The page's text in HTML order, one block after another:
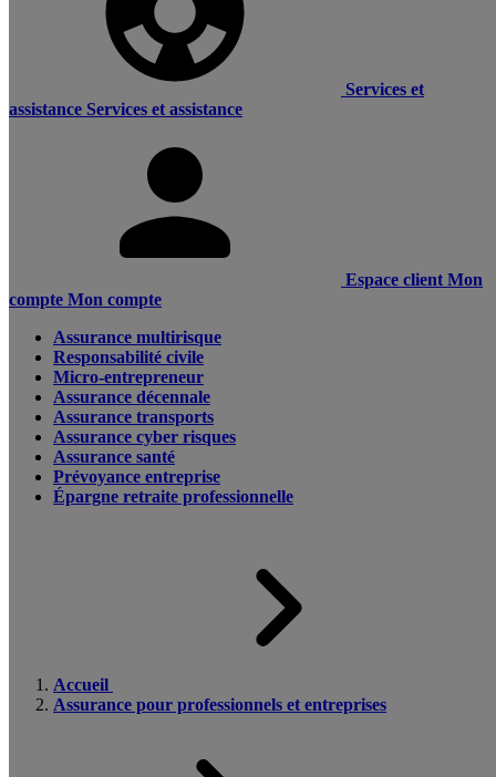
Services et
assistance Services et assistance
Espace client Mon
compte Mon compte
Assurance multirisque
Responsabilité civile
Micro-entrepreneur
Assurance décennale
Assurance transports
Assurance cyber risques
Assurance santé
Prévoyance entreprise
Épargne retraite professionnelle
Accueil
Assurance pour professionnels et entreprises